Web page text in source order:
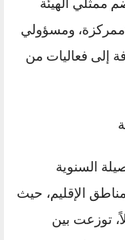
ومسؤولي
إلى فعاليات من
السنوية
الإقليم، حيث
المنجزة 4293 تدخلاً، توزعت بين